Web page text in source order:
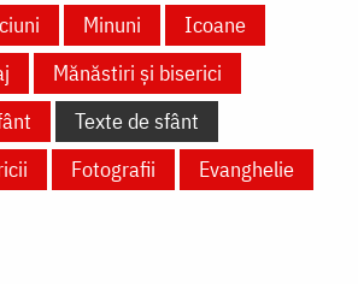
Minuni
Icoane
Mănăstiri și biserici
Texte de sfânt
Fotografii
Evanghelie